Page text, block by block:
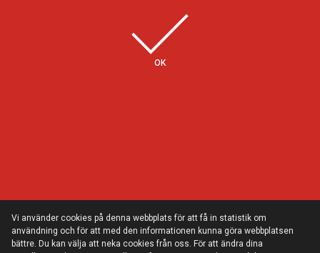
Några av våra kunder
Vi använder cookies på denna webbplats för att få in statistik om
användning och för att med den informationen kunna göra webbplatsen
bättre. Du kan välja att neka cookies från oss. För att ändra dina
OK